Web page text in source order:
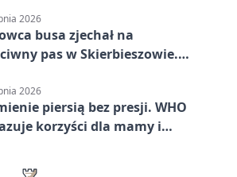
2026
busa zjechał na
pas w Skierbieszowie.
2026
piersią bez presji. WHO
korzyści dla mamy i